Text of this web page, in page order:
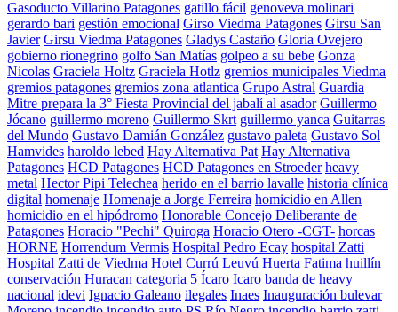
Gasoducto Villarino Patagones gatillo fácil genoveva molinari
gerardo bari gestión emocional Girso Viedma Patagones Girsu San
Javier Girsu Viedma Patagones Gladys Castaño Gloria Ovejero
gobierno rionegrino golfo San Matías golpeo a su bebe Gonza
Nicolas Graciela Holtz Graciela Hotlz gremios municipales Viedma
gremios patagones gremios zona atlantica Grupo Astral Guardia
Mitre prepara la 3° Fiesta Provincial del jabalí al asador Guillermo
Jócano guillermo moreno Guillermo Skrt guillermo yanca Guitarras
del Mundo Gustavo Damián González gustavo paleta Gustavo Sol
Hamvides haroldo lebed Hay Alternativa Pat Hay Alternativa
Patagones HCD Patagones HCD Patagones en Stroeder heavy
metal Hector Pipi Telechea herido en el barrio lavalle historia clínica
digital homenaje Homenaje a Jorge Ferreira homicidio en Allen
homicidio en el hipódromo Honorable Concejo Deliberante de
Patagones Horacio "Pechi" Quiroga Horacio Otero -CGT- horcas
HORNE Horrendum Vermis Hospital Pedro Ecay hospital Zatti
Hospital Zatti de Viedma Hotel Currú Leuvú Huerta Fatima huillín
conservación Huracan categoria 5 Ícaro Icaro banda de heavy
nacional idevi Ignacio Galeano ilegales Inaes Inauguración bulevar